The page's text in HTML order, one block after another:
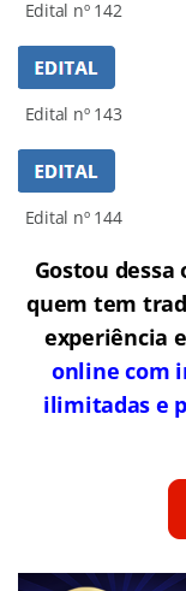
Edital nº 142
Edital nº 143
Edital nº 144
Gostou
quem tem
experiência
online com
ilimitadas e